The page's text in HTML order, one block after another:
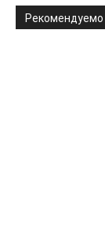
Рекомендуемо